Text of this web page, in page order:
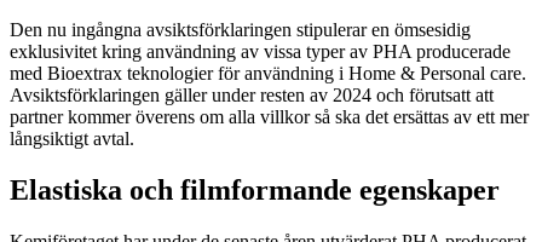
Den nu ingångna avsiktsförklaringen stipulerar en ömsesidig
exklusivitet kring användning av vissa typer av PHA producerade
med Bioextrax teknologier för användning i Home & Personal care.
Avsiktsförklaringen gäller under resten av 2024 och förutsatt att
partner kommer överens om alla villkor så ska det ersättas av ett mer
långsiktigt avtal.
Elastiska och filmformande egenskaper